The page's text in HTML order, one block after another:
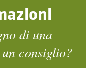
di una
consiglio?